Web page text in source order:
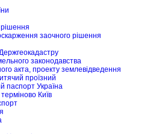
заочного рішення
законодавства
акта, проекту землевідведення
проїзний
паспорт Україна
Київ